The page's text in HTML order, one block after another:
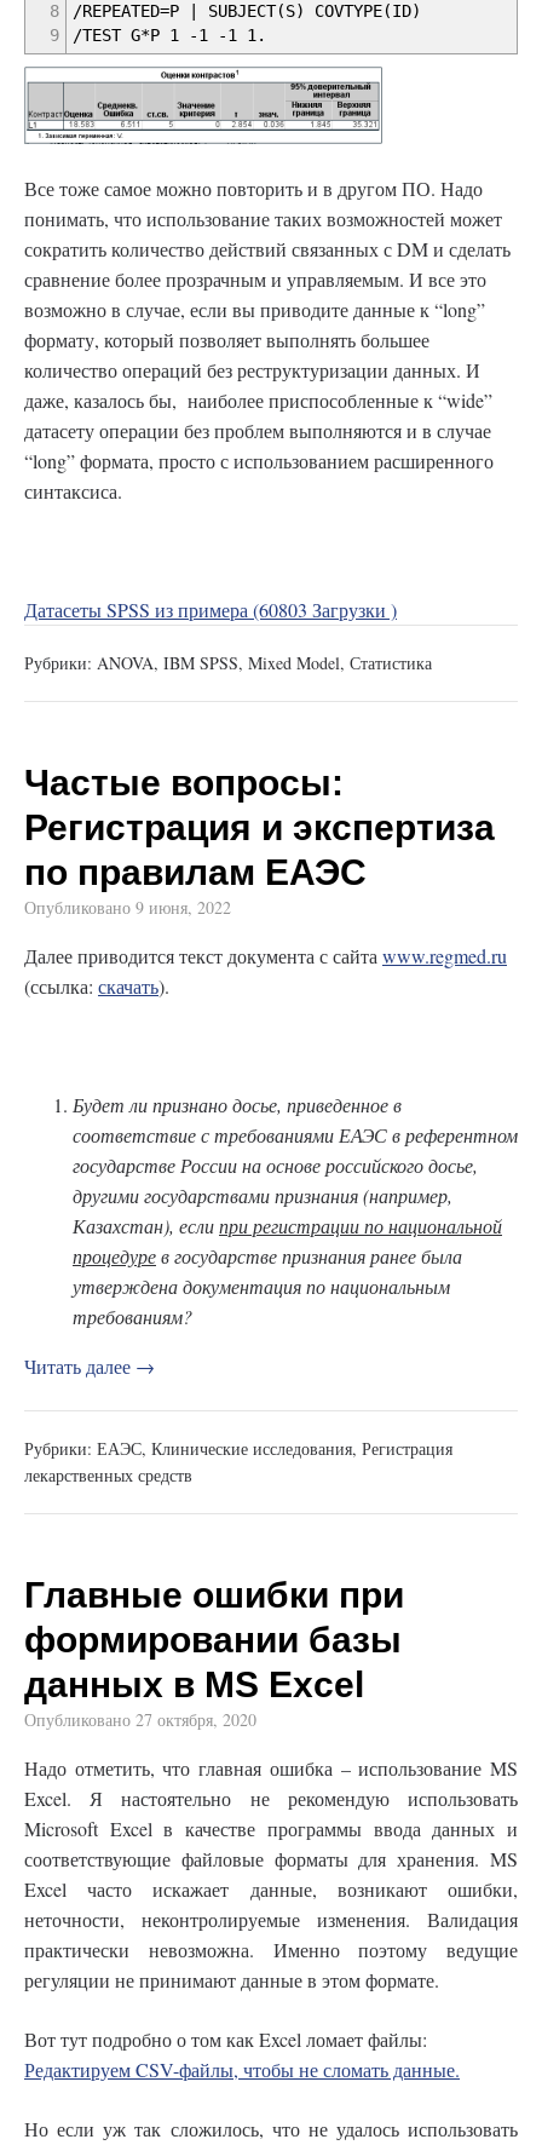
8
9
/REPEATED=P | SUBJECT(S) COVTYPE(ID)
/TEST G*P 1 -1 -1 1.
Все тоже самое можно повторить и в другом ПО. Надо
понимать, что использование таких возможностей может
сократить количество действий связанных с DM и сделать
сравнение более прозрачным и управляемым. И все это
возможно в случае, если вы приводите данные к “long”
формату, который позволяет выполнять большее
количество операций без реструктуризации данных. И
даже, казалось бы, наиболее приспособленные к “wide”
датасету операции без проблем выполняются и в случае
“long” формата, просто с использованием расширенного
синтаксиса.
Датасеты SPSS из примера (60803 Загрузки )
Рубрики: ANOVA, IBM SPSS, Mixed Model, Статистика
Частые вопросы:
Регистрация и экспертиза
по правилам ЕАЭС
Опубликовано 9 июня, 2022
Далее приводится текст документа с сайта www.regmed.ru
(ссылка: скачать).
Будет ли признано досье, приведенное в
соответствие с требованиями ЕАЭС в референтном
государстве России на основе российского досье,
другими государствами признания (например,
Казахстан), еслипри регистрации по национальной
процедурев государстве признания ранее была
утверждена документация по национальным
требованиям?
Читать далее →
Рубрики: ЕАЭС, Клинические исследования, Регистрация
лекарственных средств
Главные ошибки при
формировании базы
данных в MS Excel
Опубликовано 27 октября, 2020
Надо отметить, что главная ошибка – использование MS
Excel. Я настоятельно не рекомендую использовать
Microsoft Excel в качестве программы ввода данных и
соответствующие файловые форматы для хранения. MS
Excel часто искажает данные, возникают ошибки,
неточности, неконтролируемые изменения. Валидация
практически невозможна. Именно поэтому ведущие
регуляции не принимают данные в этом формате.
Вот тут подробно о том как Excel ломает файлы:
Редактируем CSV-файлы, чтобы не сломать данные.
Но если уж так сложилось, что не удалось использовать